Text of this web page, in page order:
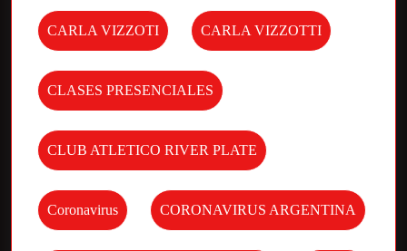
CARLA VIZZOTI CARLA VIZZOTTI
CLASES PRESENCIALES
CLUB ATLETICO RIVER PLATE
Coronavirus CORONAVIRUS ARGENTINA